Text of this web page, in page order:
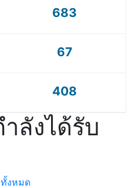
683
67
408
ลังได้รับ